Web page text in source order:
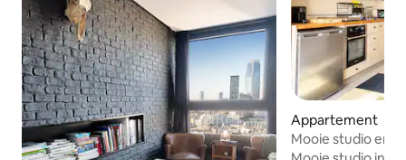
Appartement
Mooie studio en
zomer